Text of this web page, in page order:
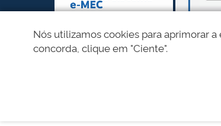
Nós utilizamos cookies para aprimorar
concorda, clique em "Ciente".